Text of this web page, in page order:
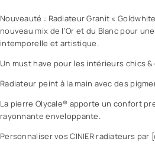
Nouveauté : Radiateur Granit « Goldwhite
nouveau mix de l’Or et du Blanc pour
intemporelle et artistique.
Un must have pour les intérieurs chics
Radiateur peint à la main avec des
La pierre Olycale® apporte un confort
rayonnante enveloppante.
Personnaliser vos CINIER radiateurs